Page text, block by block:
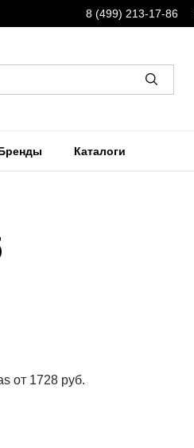
8 (499) 213-17-86
Каталоги
от 1728 руб.